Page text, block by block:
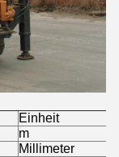
Einheit
m
Millimeter